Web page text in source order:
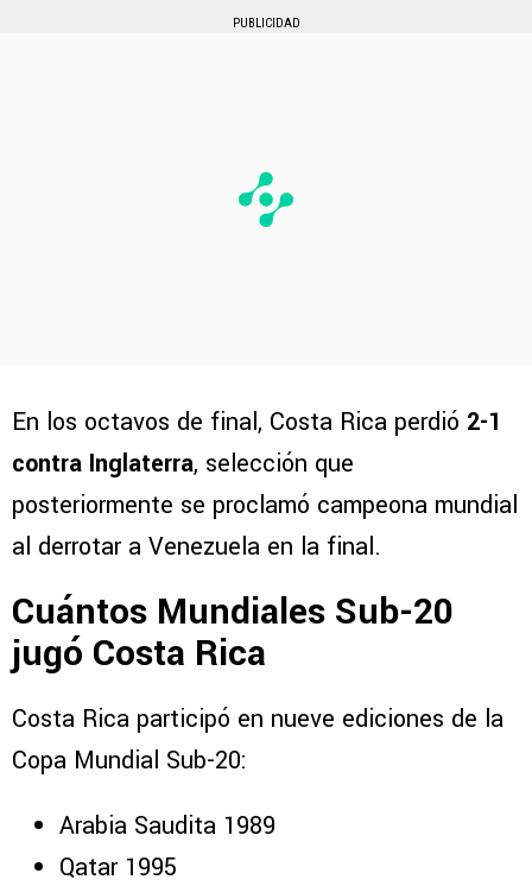
PUBLICIDAD
En los octavos de final, Costa Rica perdió 2-1
contra Inglaterra, selección que
posteriormente se proclamó campeona mundial
al derrotar a Venezuela en la final.
Cuántos Mundiales Sub-20
jugó Costa Rica
Costa Rica participó en nueve ediciones de la
Copa Mundial Sub-20:
Arabia Saudita 1989
Qatar 1995